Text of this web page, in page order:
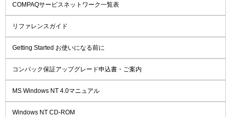
COMPAQサービスネットワーク一覧表
リファレンスガイド
Getting Started お使いになる前に
コンパック保証アップグレード申込書・ご案内
MS Windows NT 4.0マニュアル
Windows NT CD-ROM